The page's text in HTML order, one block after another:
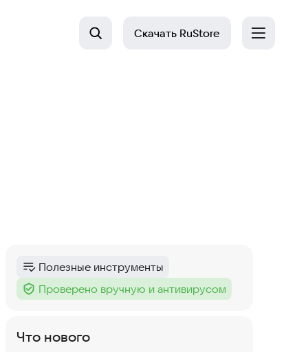
Скачать RuStore
Категория:
Полезные инструменты
Тег :
Проверено вручную и антивирусом
Что нового